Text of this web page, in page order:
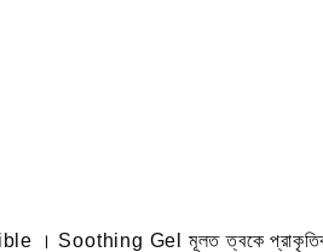
। Soothing Gel মূলত ত্বকে